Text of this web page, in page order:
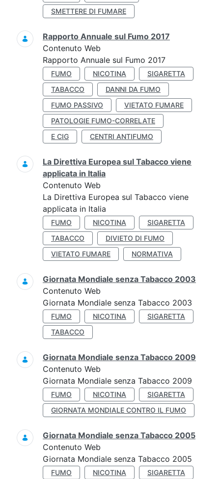
SMETTERE DI FUMARE
Rapporto Annuale sul Fumo 2017
Contenuto Web
Rapporto Annuale sul Fumo 2017
FUMO NICOTINA
SIGARETTA
TABACCO
DANNI DA FUMO
FUMO PASSIVO
VIETATO FUMARE
PATOLOGIE FUMO-CORRELATE
E CIG
CENTRI ANTIFUMO
La Direttiva Europea sul Tabacco viene
applicata in Italia
Contenuto Web
La Direttiva Europea sul Tabacco viene
applicata in Italia
FUMO NICOTINA
SIGARETTA
TABACCO
DIVIETO DI FUMO
VIETATO FUMARE
NORMATIVA
Giornata Mondiale senza Tabacco 2003
Contenuto Web
Giornata Mondiale senza Tabacco 2003
FUMO NICOTINA
SIGARETTA
TABACCO
Giornata Mondiale senza Tabacco 2009
Contenuto Web
Giornata Mondiale senza Tabacco 2009
FUMO NICOTINA
SIGARETTA
GIORNATA MONDIALE CONTRO IL FUMO
Giornata Mondiale senza Tabacco 2005
Contenuto Web
Giornata Mondiale senza Tabacco 2005
FUMO NICOTINA
SIGARETTA